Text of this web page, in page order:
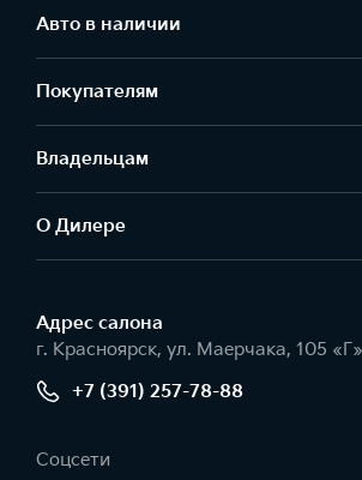
Авто в наличии
Покупателям
Владельцам
О Дилере
Адрес салонa
г. Красноярск, ул. Маерчака, 105 «Г»
+7 (391) 257-78-88
Соцсети